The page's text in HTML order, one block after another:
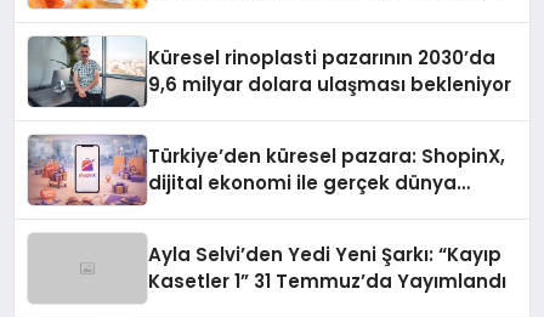
Küresel rinoplasti pazarının 2030’da
9,6 milyar dolara ulaşması bekleniyor
Türkiye’den küresel pazara: ShopinX,
dijital ekonomi ile gerçek dünya
Ayla Selvi’den Yedi Yeni Şarkı: “Kayıp
Kasetler 1” 31 Temmuz’da Yayımlandı